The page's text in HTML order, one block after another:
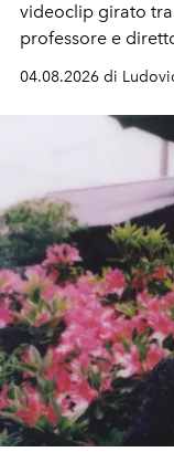
videoclip girato
professore e
04.08.2026 di